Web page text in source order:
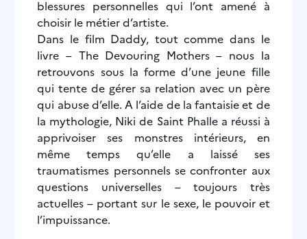
blessures personnelles qui l’ont amené à
choisir le métier d’artiste.
Dans le film Daddy, tout comme dans le
livre – The Devouring Mothers – nous la
retrouvons sous la forme d’une jeune fille
qui tente de gérer sa relation avec un père
qui abuse d’elle. A l’aide de la fantaisie et de
la mythologie, Niki de Saint Phalle a réussi à
apprivoiser ses monstres intérieurs, en
même temps qu’elle a laissé ses
traumatismes personnels se confronter aux
questions universelles – toujours très
actuelles – portant sur le sexe, le pouvoir et
l’impuissance.